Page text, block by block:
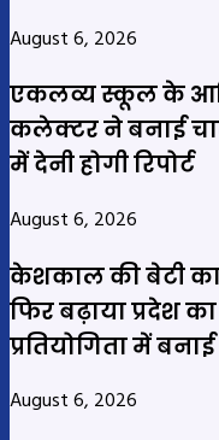
August 6, 2026
एकलव्य स्कूल के
कलेक्टर ने बनाई
में देनी होगी रिपोर्ट
August 6, 2026
केशकाल की बेटी
फिर बढ़ाया प्रदेश
प्रतियोगिता में
August 6, 2026